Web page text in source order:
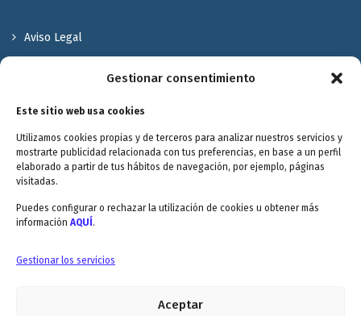
Gestionar consentimiento
Este sitio web usa cookies
Utilizamos cookies propias y de terceros para analizar nuestros servicios y
mostrarte publicidad relacionada con tus preferencias, en base a un perfil
elaborado a partir de tus hábitos de navegación, por ejemplo, páginas
visitadas.
Puedes configurar o rechazar la utilización de cookies u obtener más
información AQUÍ .
Gestionar los servicios
Aceptar
Aviso Legal
Valóranos
Envitec Murcia: Maquinaria de limpieza industrial
Envitec Valencia: Maquinaria de limpieza industrial